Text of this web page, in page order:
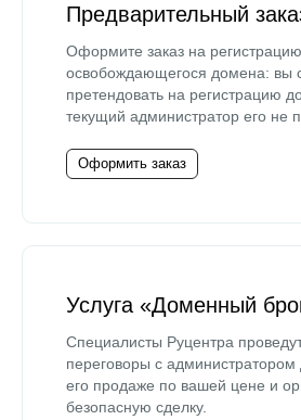
Предварительный
Оформите заказ на регистрацию
освобождающегося домена: вы
претендовать на регистрацию
текущий администратор его не
Оформить заказ
Услуга «Доменный
Специалисты Руцентра
переговоры с
его продаже по вашей цене и
безопасную сделку.